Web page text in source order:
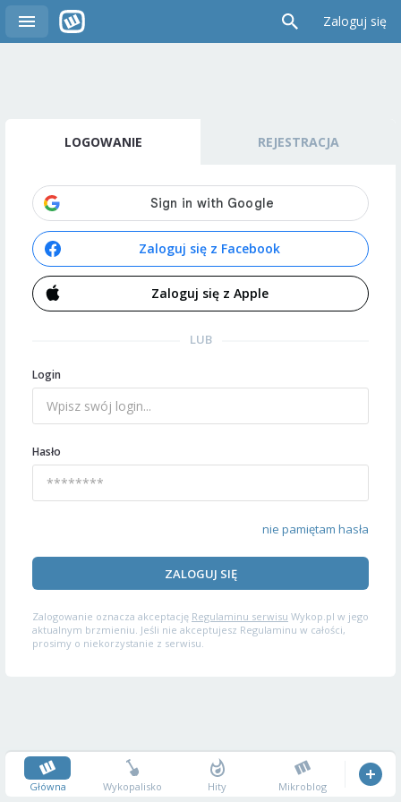
Zaloguj się
LOGOWANIE REJESTRACJA
Zaloguj się z Facebook
Zaloguj się z Apple
LUB
Login
Hasło
nie pamiętam hasła
ZALOGUJ SIĘ
Zalogowanie oznacza akceptację Regulaminu serwisu Wykop.pl w jego
aktualnym brzmieniu. Jeśli nie akceptujesz Regulaminu w całości,
prosimy o niekorzystanie z serwisu.
Główna Wykopalisko Hity Mikroblog